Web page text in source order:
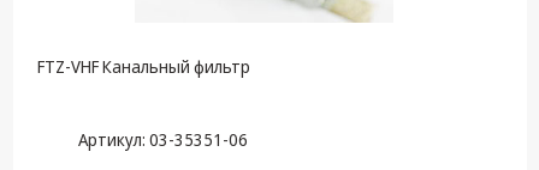
FTZ-VHF Канальный фильтр
Артикул: 03-35351-06